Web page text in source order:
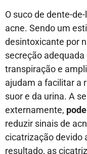
O suco de dente-
acne. Sendo um
desintoxicante por
secreção
transpiração e
ajudam a facilitar a
suor e da urina. A
externamente,
reduzir sinais de
cicatrização devido
resultado, as